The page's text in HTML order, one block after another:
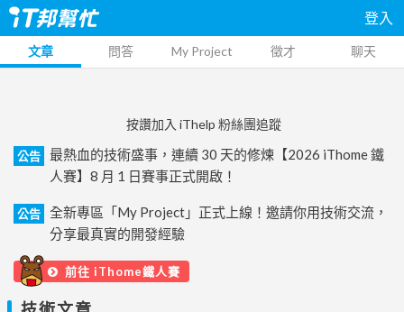
登入
文章 問答 My Project 徵才 聊天
按讚加入 iThelp 粉絲團追蹤
公告
最熱血的技術盛事，連續 30 天的修煉【2026 iThome 鐵
人賽】8 月 1 日賽事正式開啟！
公告
全新專區「My Project」正式上線！邀請你用技術交流，
分享最真實的開發經驗
前往 iThome鐵人賽